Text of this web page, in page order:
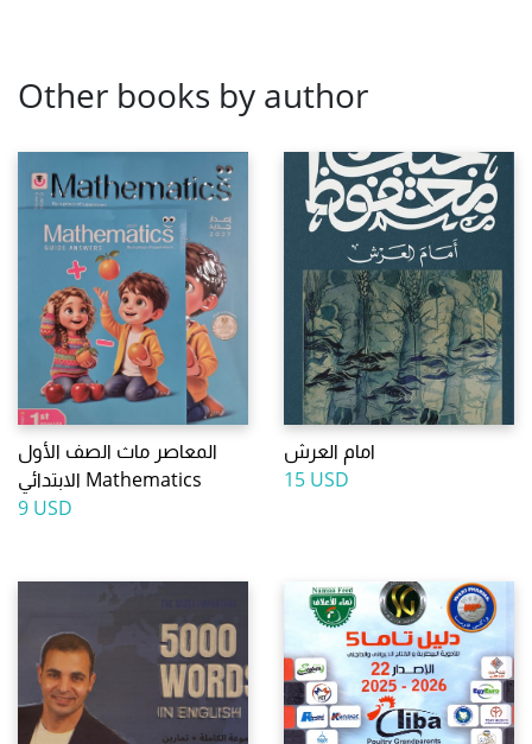
Other books by author
المعاصر ماث الصف الأول
الابتدائي Mathematics
9 USD
امام العرش
15 USD